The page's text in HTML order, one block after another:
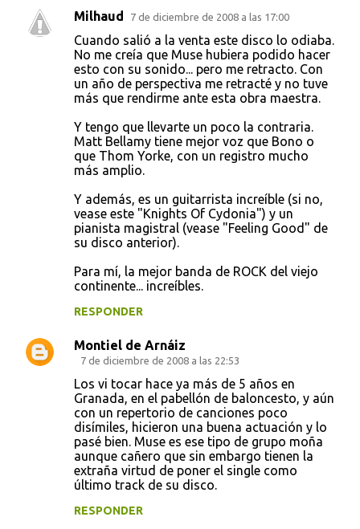
C
Milhaud 7 de diciembre de 2008 a las 17:00
Cuando salió a la venta este disco lo odiaba.
No me creía que Muse hubiera podido hacer
esto con su sonido... pero me retracto. Con
un año de perspectiva me retracté y no tuve
más que rendirme ante esta obra maestra.
Y tengo que llevarte un poco la contraria.
Matt Bellamy tiene mejor voz que Bono o
que Thom Yorke, con un registro mucho
más amplio.
Y además, es un guitarrista increíble (si no,
vease este "Knights Of Cydonia") y un
pianista magistral (vease "Feeling Good" de
su disco anterior).
Para mí, la mejor banda de ROCK del viejo
continente... increíbles.
RESPONDER
Montiel de Arnáiz
7 de diciembre de 2008 a las 22:53
Los vi tocar hace ya más de 5 años en
Granada, en el pabellón de baloncesto, y aún
con un repertorio de canciones poco
disímiles, hicieron una buena actuación y lo
pasé bien. Muse es ese tipo de grupo moña
aunque cañero que sin embargo tienen la
extraña virtud de poner el single como
último track de su disco.
RESPONDER